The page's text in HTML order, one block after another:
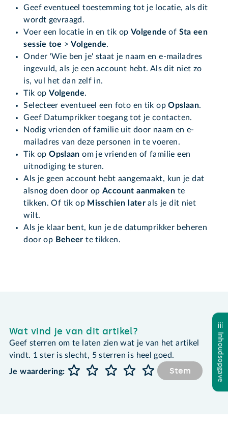
Geef eventueel toestemming tot je locatie, als dit
wordt gevraagd.
Voer een locatie in en tik op Volgendeof Sta een
sessie toe >Volgende.
Onder 'Wie ben je' staat je naam en e-mailadres
ingevuld, als je een account hebt. Als dit niet zo
is, vul het dan zelf in.
Tik opVolgende.
Selecteer eventueel een foto en tik opOpslaan.
Geef Datumprikker toegang tot je contacten.
Nodig vrienden of familie uit door naam en e-
mailadres van deze personen in te voeren.
Tik opOpslaan om je vrienden of familie een
uitnodiging te sturen.
Als je geen account hebt aangemaakt, kun je dat
alsnog doen door opAccount aanmaken te
tikken. Of tik op Misschien laterals je dit niet
wilt.
Als je klaar bent, kun je de datumprikker beheren
door op Beheer te tikken.
Inhoudsopgave
Wat vind je van dit artikel?
Geef sterren om te laten zien wat je van het artikel
vindt. 1 ster is slecht, 5 sterren is heel goed.
Je waardering:
Stem